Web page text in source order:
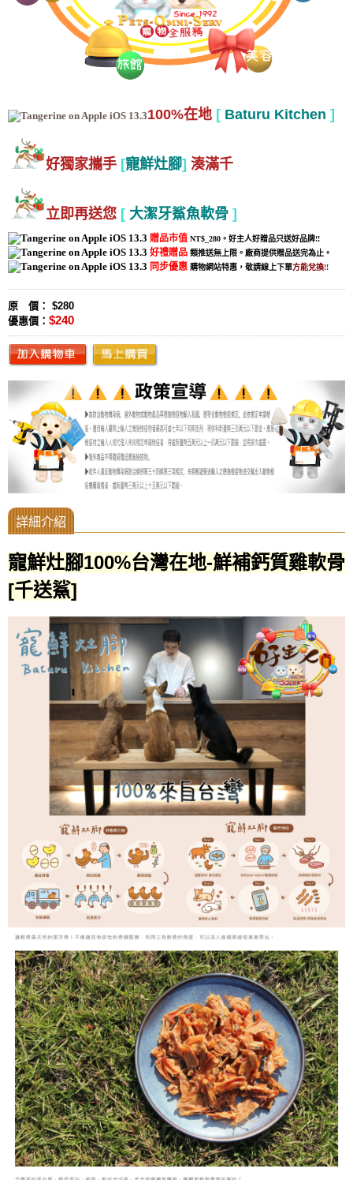
100%在地 [ Baturu Kitchen ]
好獨家攜手 [寵鮮灶腳] 湊滿千
立即再送您 [ 大潔牙鯊魚軟骨 ]
贈品市值 NT$_280。好主人好贈品只送好品牌!!
好禮贈品 類推送無上限。廠商提供贈品送完為止。
同步優惠 購物網站特惠，敬請線上下單方能兌換!!
原 價： $280
優惠價： $240
寵鮮灶腳100%台灣在地-鮮補鈣質雞軟骨
[千送鯊]